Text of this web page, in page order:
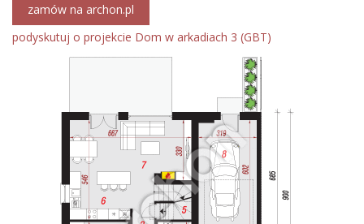
zamów na archon.pl
podyskutuj o projekcie Dom w arkadiach 3 (GBT)